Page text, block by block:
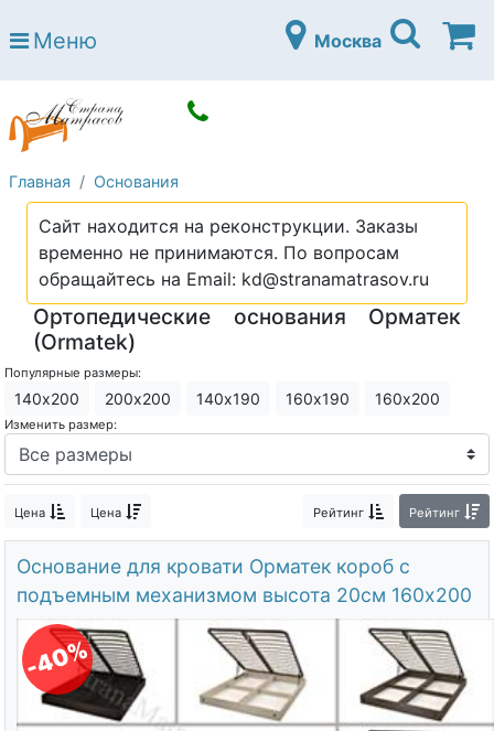
Страна матрасов
Open submenu (Матрасы)
Open submenu (Кровати)
Кровати
Open submenu (Аксессуары)
Open submenu (Диваны)
Диваны
Open submenu (Постельное белье)
Постельное белье
Open submenu (Мебель)
Мебель
Open submenu (Основания)
Основания
Open submenu (Детские матрасы)
Детские матрасы
Open submenu (Детские кровати)
Детские кровати
Open submenu (Шкафы)
Шкафы
О компании
Доставка по городу
Меню Москва
Главная Основания
Сайт находится на реконструкции. Заказы
временно не принимаются. По вопросам
обращайтесь на Email: kd@stranamatrasov.ru
Ортопедические основания Орматек
(Оrmatek)
Популярные размеры:
140х200 200х200 140х190 160х190 160х200
Изменить размер:
Цена Цена Рейтинг Рейтинг
Основание для кровати Орматек короб с
подъемным механизмом высота 20см 160х200
-40%